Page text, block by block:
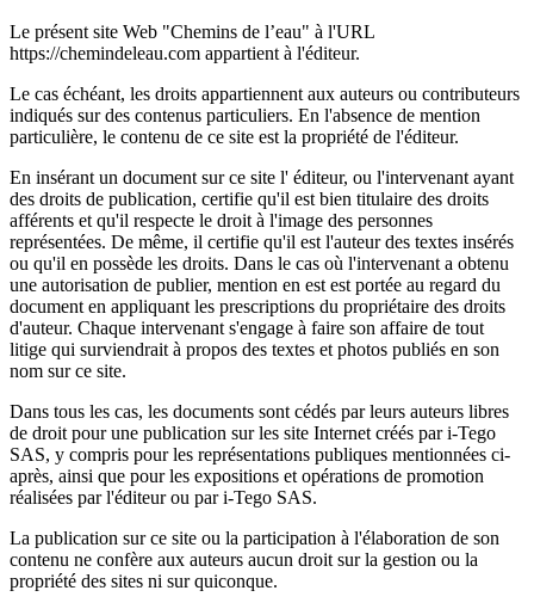
Le présent site Web "Chemins de l’eau" à l'URL
https://chemindeleau.com appartient à l'éditeur.
Le cas échéant, les droits appartiennent aux auteurs ou contributeurs
indiqués sur des contenus particuliers. En l'absence de mention
particulière, le contenu de ce site est la propriété de l'éditeur.
En insérant un document sur ce site l' éditeur, ou l'intervenant ayant
des droits de publication, certifie qu'il est bien titulaire des droits
afférents et qu'il respecte le droit à l'image des personnes
représentées. De même, il certifie qu'il est l'auteur des textes insérés
ou qu'il en possède les droits. Dans le cas où l'intervenant a obtenu
une autorisation de publier, mention en est est portée au regard du
document en appliquant les prescriptions du propriétaire des droits
d'auteur. Chaque intervenant s'engage à faire son affaire de tout
litige qui surviendrait à propos des textes et photos publiés en son
nom sur ce site.
Dans tous les cas, les documents sont cédés par leurs auteurs libres
de droit pour une publication sur les site Internet créés par i-Tego
SAS, y compris pour les représentations publiques mentionnées ci-
après, ainsi que pour les expositions et opérations de promotion
réalisées par l'éditeur ou par i-Tego SAS.
La publication sur ce site ou la participation à l'élaboration de son
contenu ne confère aux auteurs aucun droit sur la gestion ou la
propriété des sites ni sur quiconque.